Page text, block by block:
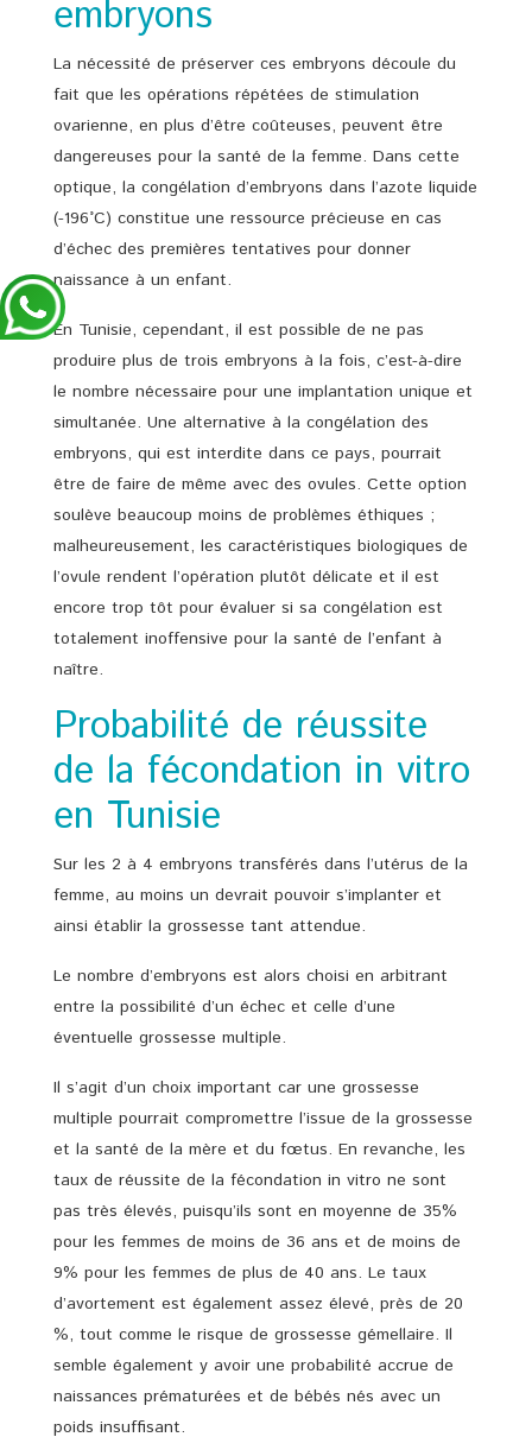
embryons
La nécessité de préserver ces embryons découle du
fait que les opérations répétées de stimulation
ovarienne, en plus d’être coûteuses, peuvent être
dangereuses pour la santé de la femme. Dans cette
optique, la congélation d’embryons dans l’azote liquide
(-196°C) constitue une ressource précieuse en cas
d’échec des premières tentatives pour donner
naissance à un enfant.
En Tunisie, cependant, il est possible de ne pas
produire plus de trois embryons à la fois, c’est-à-dire
le nombre nécessaire pour une implantation unique et
simultanée. Une alternative à la congélation des
embryons, qui est interdite dans ce pays, pourrait
être de faire de même avec des ovules. Cette option
soulève beaucoup moins de problèmes éthiques ;
malheureusement, les caractéristiques biologiques de
l’ovule rendent l’opération plutôt délicate et il est
encore trop tôt pour évaluer si sa congélation est
totalement inoffensive pour la santé de l’enfant à
naître.
Probabilité de réussite
de la fécondation in vitro
en Tunisie
Sur les 2 à 4 embryons transférés dans l’utérus de la
femme, au moins un devrait pouvoir s’implanter et
ainsi établir la grossesse tant attendue.
Le nombre d’embryons est alors choisi en arbitrant
entre la possibilité d’un échec et celle d’une
éventuelle grossesse multiple.
Il s’agit d’un choix important car une grossesse
multiple pourrait compromettre l’issue de la grossesse
et la santé de la mère et du fœtus. En revanche, les
taux de réussite de la fécondation in vitro ne sont
pas très élevés, puisqu’ils sont en moyenne de 35%
pour les femmes de moins de 36 ans et de moins de
9% pour les femmes de plus de 40 ans. Le taux
d’avortement est également assez élevé, près de 20
%, tout comme le risque de grossesse gémellaire. Il
semble également y avoir une probabilité accrue de
naissances prématurées et de bébés nés avec un
poids insuffisant.